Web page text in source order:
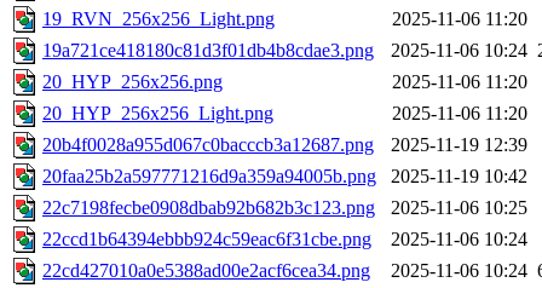
19_RVN_256x256_Light.png
2025-11-06 11:20
19a721ce418180c81d3f01db4b8cdae3.png
2025-11-06 10:24
20_HYP_256x256.png
2025-11-06 11:20
20_HYP_256x256_Light.png
2025-11-06 11:20
20b4f0028a955d067c0bacccb3a12687.png
2025-11-19 12:39
20faa25b2a597771216d9a359a94005b.png
2025-11-19 10:42
22c7198fecbe0908dbab92b682b3c123.png
2025-11-06 10:25
22ccd1b64394ebbb924c59eac6f31cbe.png
2025-11-06 10:24
22cd427010a0e5388ad00e2acf6cea34.png
2025-11-06 10:24